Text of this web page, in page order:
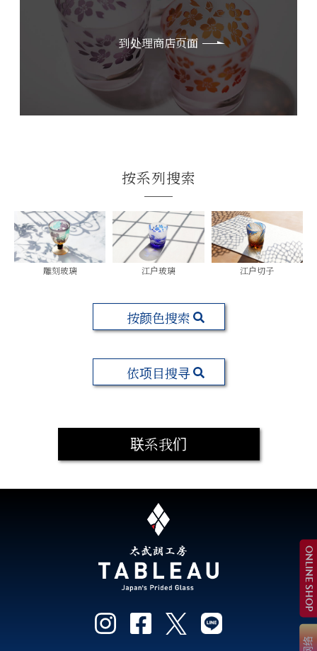
ONLINE SHOP
到处理商店页面
按系列搜索
雕刻玻璃 江户玻璃 江户切子
按颜色搜索
依项目搜寻
联系我们